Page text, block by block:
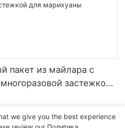
пакет из майлара с
застежкой
we give you the best experience